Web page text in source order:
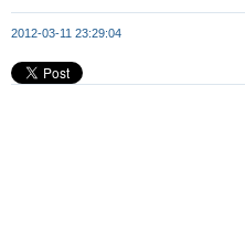
2012-03-11 23:29:04